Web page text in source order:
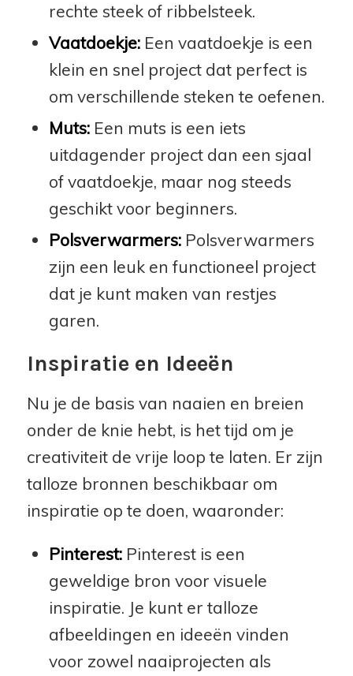
rechte steek of ribbelsteek.
Vaatdoekje:Een vaatdoekje is een
klein en snel project dat perfect is
om verschillende steken te oefenen.
Muts:Een muts is een iets
uitdagender project dan een sjaal
of vaatdoekje, maar nog steeds
geschikt voor beginners.
Polsverwarmers:Polsverwarmers
zijn een leuk en functioneel project
dat je kunt maken van restjes
garen.
Inspiratie en Ideeën
Nu je de basis van naaien en breien
onder de knie hebt, is het tijd om je
creativiteit de vrije loop te laten. Er zijn
talloze bronnen beschikbaar om
inspiratie op te doen, waaronder:
Pinterest:Pinterest is een
geweldige bron voor visuele
inspiratie. Je kunt er talloze
afbeeldingen en ideeën vinden
voor zowel naaiprojecten als